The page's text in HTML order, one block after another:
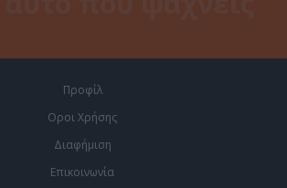
Προφίλ
Οροι Χρήσης
Διαφήμιση
Επικοινωνία